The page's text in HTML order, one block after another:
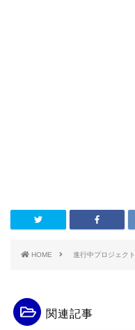
HOME 進行中プロジェクト
関連記事